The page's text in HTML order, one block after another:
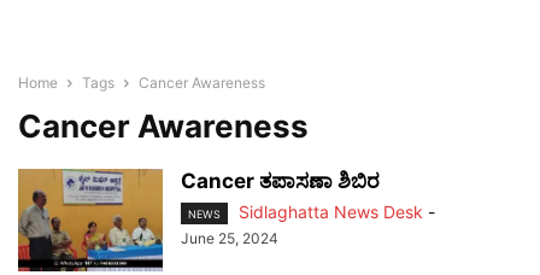
Home Tags Cancer Awareness
Cancer Awareness
Cancer ತಪಾಸಣಾ ಶಿಬಿರ
NEWS Sidlaghatta News Desk -
June 25, 2024